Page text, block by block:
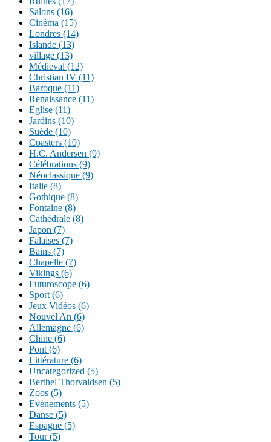
Salons (16)
Cinéma (15)
Londres (14)
Islande (13)
village (13)
Médieval (12)
Christian IV (11)
Baroque (11)
Renaissance (11)
Eglise (11)
Jardins (10)
Suède (10)
Coasters (10)
H.C. Andersen (9)
Célébrations (9)
Néoclassique (9)
Italie (8)
Gothique (8)
Fontaine (8)
Cathédrale (8)
Japon (7)
Falaises (7)
Bains (7)
Chapelle (7)
Vikings (6)
Futuroscope (6)
Sport (6)
Jeux Vidéos (6)
Nouvel An (6)
Allemagne (6)
Chine (6)
Pont (6)
Littérature (6)
Uncategorized (5)
Berthel Thorvaldsen (5)
Zoos (5)
Evènements (5)
Danse (5)
Espagne (5)
Tour (5)